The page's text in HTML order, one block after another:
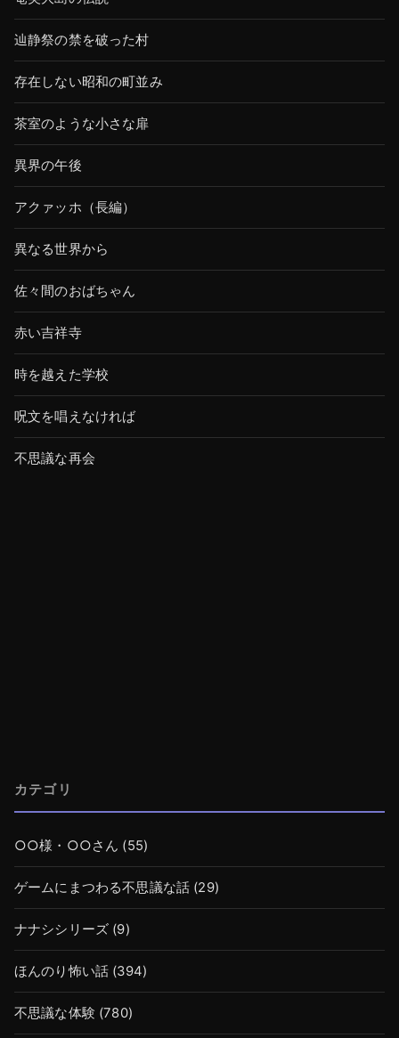
辿静祭の禁を破った村
存在しない昭和の町並み
茶室のような小さな扉
異界の午後
アクァッホ（長編）
異なる世界から
佐々間のおばちゃん
赤い吉祥寺
時を越えた学校
呪文を唱えなければ
不思議な再会
カテゴリ
○○様・○○さん (55)
ゲームにまつわる不思議な話 (29)
ナナシシリーズ (9)
ほんのり怖い話 (394)
不思議な体験 (780)